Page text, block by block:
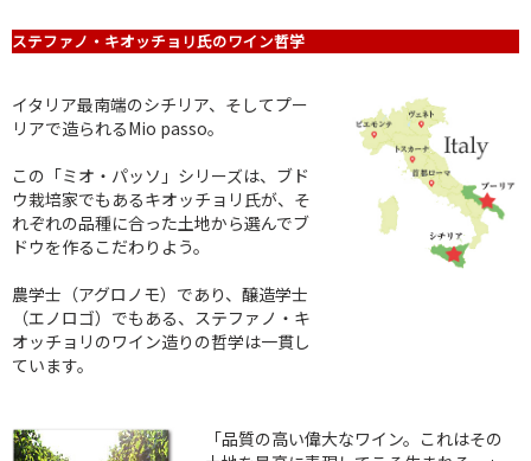
ステファノ・キオッチョリ氏のワイン哲学
イタリア最南端のシチリア、そしてプー
リアで造られるMio passo。
この「ミオ・パッソ」シリーズは、ブド
ウ栽培家でもあるキオッチョリ氏が、そ
れぞれの品種に合った土地から選んでブ
ドウを作るこだわりよう。
農学士（アグロノモ）であり、醸造学士
（エノロゴ）でもある、ステファノ・キ
オッチョリのワイン造りの哲学は一貫し
ています。
「品質の高い偉大なワイン。これはその